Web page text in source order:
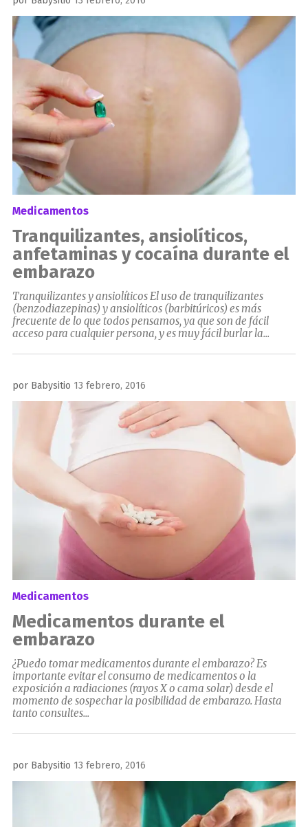
el
Medicamentos
Tranquilizantes, ansiolíticos,
anfetaminas y cocaína durante el
embarazo
Tranquilizantes y ansiolíticos El uso de tranquilizantes
(benzodiazepinas) y ansiolíticos (barbitúricos) es más
frecuente de lo que todos pensamos, ya que son de fácil
acceso para cualquier persona, y es muy fácil burlar la...
por Babysitio Publicado
el
13 febrero, 2016
Medicamentos
Medicamentos durante el
embarazo
¿Puedo tomar medicamentos durante el embarazo? Es
importante evitar el consumo de medicamentos o la
exposición a radiaciones (rayos X o cama solar) desde el
momento de sospechar la posibilidad de embarazo. Hasta
tanto consultes...
por Babysitio Publicado
13 febrero, 2016